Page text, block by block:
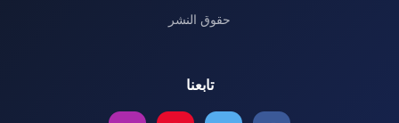
حقوق النشر
تابعنا